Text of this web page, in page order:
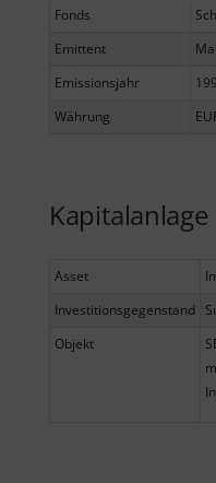
Fonds
Emittent
Emissionsjahr
Währung
Kapitalanlage
Asset
Investitionsgegenstand
Objekt